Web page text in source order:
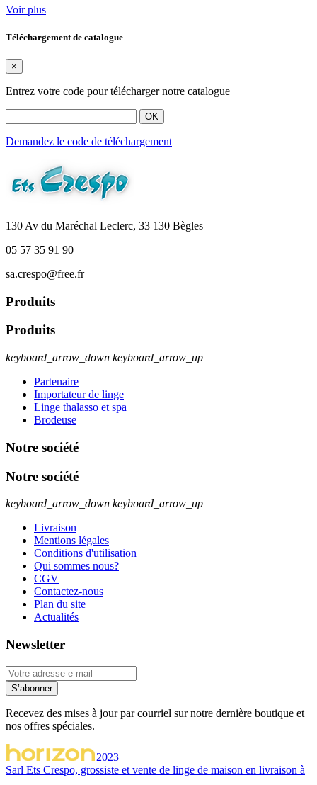
Voir plus
Téléchargement de catalogue
×
Entrez votre code pour télécharger notre catalogue
OK
Demandez le code de téléchargement
130 Av du Maréchal Leclerc, 33 130 Bègles
05 57 35 91 90
sa.crespo@free.fr
Produits
Produits
keyboard_arrow_down keyboard_arrow_up
Partenaire
Importateur de linge
Linge thalasso et spa
Brodeuse
Notre société
Notre société
keyboard_arrow_down keyboard_arrow_up
Livraison
Mentions légales
Conditions d'utilisation
Qui sommes nous?
CGV
Contactez-nous
Plan du site
Actualités
Newsletter
S’abonner
Recevez des mises à jour par courriel sur notre dernière boutique et
nos offres spéciales.
2023
Sarl Ets Crespo, grossiste et vente de linge de maison en livraison à